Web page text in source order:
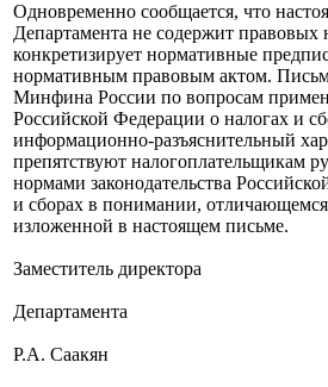
Одновременно сообщается, что
Департамента не содержит правовых
конкретизирует нормативные
нормативным правовым актом.
Минфина России по вопросам
Российской Федерации о налогах и
информационно-разъяснительный
препятствуют налогоплательщикам
нормами законодательства
и сборах в понимании, отличающемся
изложенной в настоящем письме.
Заместитель директора
Департамента
Р.А. Саакян